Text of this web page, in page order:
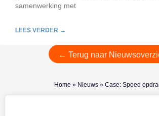
samenwerking met
LEES VERDER →
← Terug naar
Home » Nieuws » Case: Spoed